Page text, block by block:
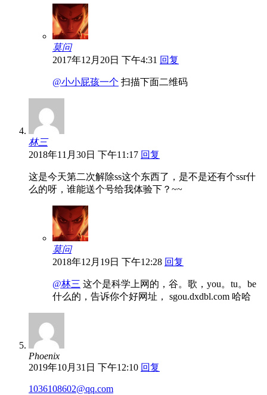
莫问
2017年12月20日 下午4:31 回复
@小小屁孩一个 扫描下面二维码
林三
2018年11月30日 下午11:17 回复
这是今天第二次解除ss这个东西了，是不是还有个ssr什
么的呀，谁能送个号给我体验下？~~
莫问
2018年12月19日 下午12:28 回复
@林三 这个是科学上网的，谷。歌，you。tu。be
什么的，告诉你个好网址， sgou.dxdbl.com 哈哈
Phoenix
2019年10月31日 下午12:10 回复
1036108602@qq.com